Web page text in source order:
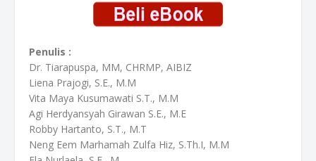
Penulis :
Dr. Tiarapuspa, MM, CHRMP, AIBIZ
Liena Prajogi, S.E., M.M
Vita Maya Kusumawati S.T., M.M
Agi Herdyansyah Girawan S.E., M.E
Robby Hartanto, S.T., M.T
Neng Eem Marhamah Zulfa Hiz, S.Th.I, M.M